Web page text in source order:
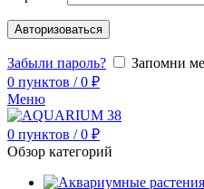
Авторизоваться
Забыли пароль?
Запомни
0 пунктов / 0 ₽
Меню
0 пунктов / 0 ₽
Обзор категорий